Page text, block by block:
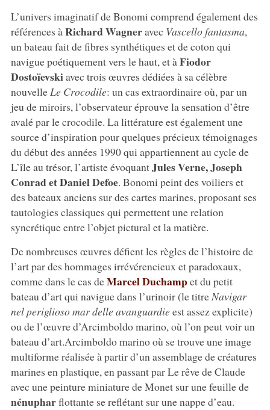
L’univers imaginatif de Bonomi comprend également des
références à Richard Wagneravec Vascello fantasma,
un bateau fait de fibres synthétiques et de coton qui
navigue poétiquement vers le haut, et à Fiodor
Dostoïevskiavec trois œuvres dédiées à sa célèbre
nouvelle Le Crocodile: un cas extraordinaire où, par un
jeu de miroirs, l’observateur éprouve la sensation d’être
avalé par le crocodile. La littérature est également une
source d’inspiration pour quelques précieux témoignages
du début des années 1990 qui appartiennent au cycle de
L’île au trésor, l’artiste évoquantJules Verne, Joseph
Conrad et Daniel Defoe. Bonomi peint des voiliers et
des bateaux anciens sur des cartes marines, proposant ses
tautologies classiques qui permettent une relation
syncrétique entre l’objet pictural et la matière.
De nombreuses œuvres défient les règles de l’histoire de
l’art par des hommages irrévérencieux et paradoxaux,
comme dans le cas deMarcel Duchampet du petit
bateau d’art qui navigue dans l’urinoir (le titre Navigar
nel periglioso mar delle avanguardieest assez explicite)
ou de l’œuvre d’Arcimboldo marino, où l’on peut voir un
bateau d’art.Arcimboldo marino où se trouve une image
multiforme réalisée à partir d’un assemblage de créatures
marines en plastique, en passant par Le rêve de Claude
avec une peinture miniature de Monet sur une feuille de
nénupharflottante se reflétant sur une nappe d’eau.